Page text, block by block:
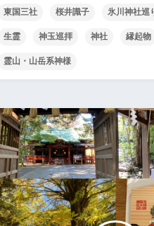
東国三社 桜井識子 氷川神社巡
生霊 神玉巡拝 神社 縁起物
霊山・山岳系神様